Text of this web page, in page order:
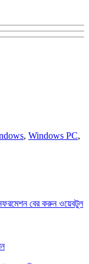
, Windows PC,
বের করুন ওয়েবটুল